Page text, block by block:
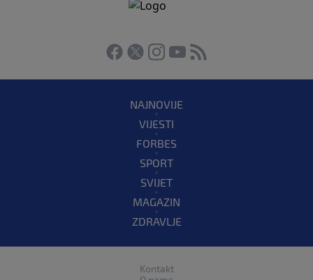
NAJNOVIJE
VIJESTI
FORBES
SPORT
SVIJET
MAGAZIN
ZDRAVLJE
Kontakt